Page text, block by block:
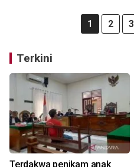
1 2 3
Terkini
Terdakwa penikam anak